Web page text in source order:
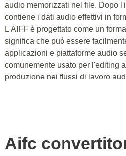
audio memorizzati nel file. Dopo
contiene i dati audio effettivi in
L'AIFF è progettato come un
significa che può essere
applicazioni e piattaforme audio
comunemente usato per l'editing
produzione nei flussi di lavoro
Aifc